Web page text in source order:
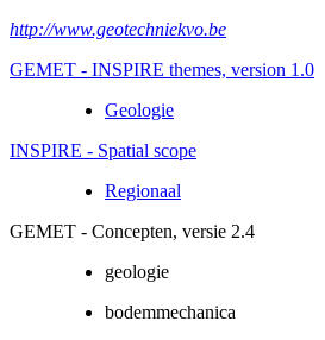
http://www.geotechniekvo.be
GEMET - INSPIRE themes, version 1.0
Geologie
INSPIRE - Spatial scope
Regionaal
GEMET - Concepten, versie 2.4
geologie
bodemmechanica